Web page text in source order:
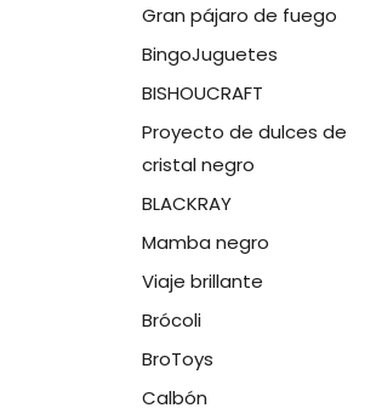
Gran pájaro de fuego
BingoJuguetes
BISHOUCRAFT
Proyecto de dulces de
cristal negro
BLACKRAY
Mamba negro
Viaje brillante
Brócoli
BroToys
Calbón